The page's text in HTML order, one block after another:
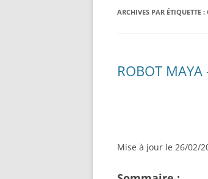
BASE MOBILE HCR
T050000
ARCHIVES PAR ÉTIQUETTE :
ROBOT
Mise à jour le 26/02/